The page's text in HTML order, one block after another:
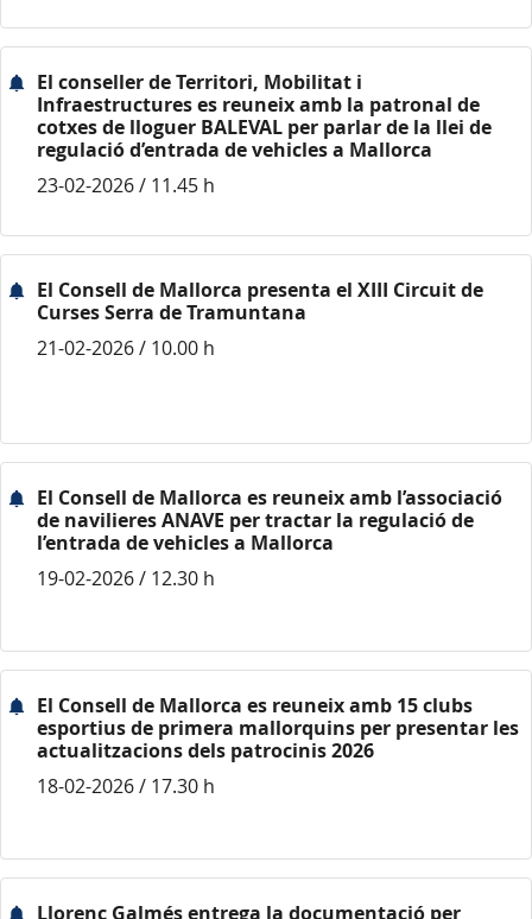
El conseller de Territori, Mobilitat i
Infraestructures es reuneix amb la patronal de
cotxes de lloguer BALEVAL per parlar de la llei de
regulació d’entrada de vehicles a Mallorca
23-02-2026 / 11.45 h
El Consell de Mallorca presenta el XIII Circuit de
Curses Serra de Tramuntana
21-02-2026 / 10.00 h
El Consell de Mallorca es reuneix amb l’associació
de navilieres ANAVE per tractar la regulació de
l’entrada de vehicles a Mallorca
19-02-2026 / 12.30 h
El Consell de Mallorca es reuneix amb 15 clubs
esportius de primera mallorquins per presentar les
actualitzacions dels patrocinis 2026
18-02-2026 / 17.30 h
Llorenç Galmés entrega la documentació per